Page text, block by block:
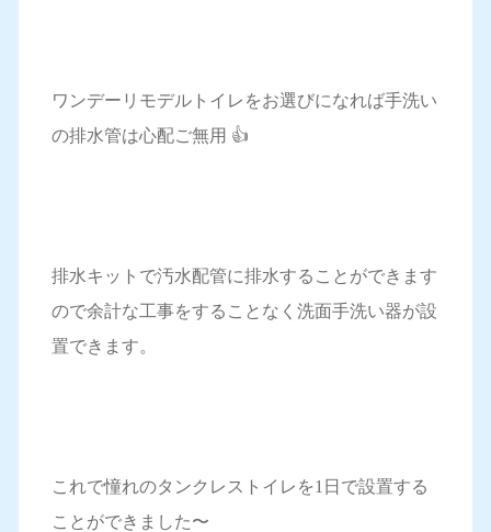
ワンデーリモデルトイレをお選びになれば手洗い
の排水管は心配ご無用 👍
排水キットで汚水配管に排水することができます
ので余計な工事をすることなく洗面手洗い器が設
置できます。
これで憧れのタンクレストイレを1日で設置する
ことができました〜